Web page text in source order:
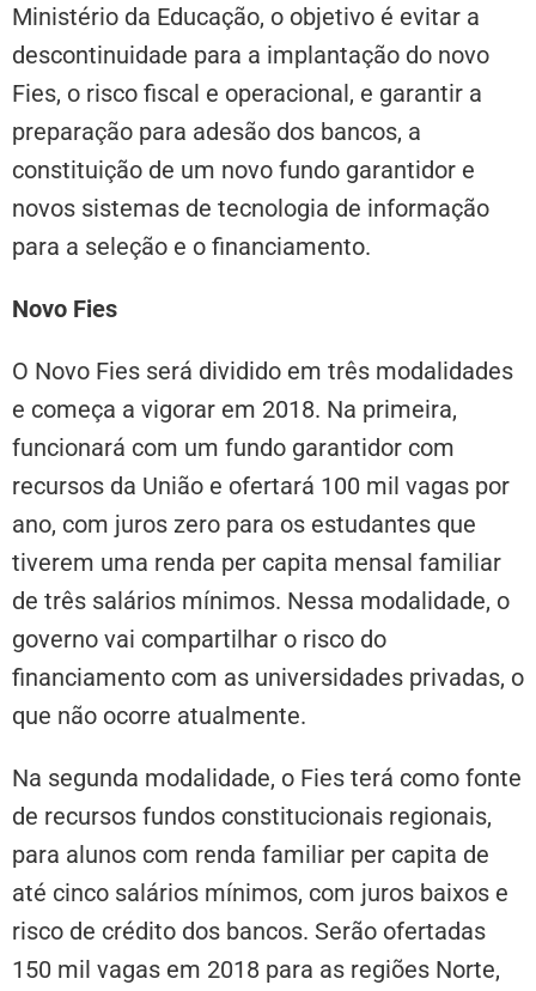
Ministério da Educação, o objetivo é evitar a
descontinuidade para a implantação do novo
Fies, o risco fiscal e operacional, e garantir a
preparação para adesão dos bancos, a
constituição de um novo fundo garantidor e
novos sistemas de tecnologia de informação
para a seleção e o financiamento.
Novo Fies
O Novo Fies será dividido em três modalidades
e começa a vigorar em 2018. Na primeira,
funcionará com um fundo garantidor com
recursos da União e ofertará 100 mil vagas por
ano, com juros zero para os estudantes que
tiverem uma renda per capita mensal familiar
de três salários mínimos. Nessa modalidade, o
governo vai compartilhar o risco do
financiamento com as universidades privadas, o
que não ocorre atualmente.
Na segunda modalidade, o Fies terá como fonte
de recursos fundos constitucionais regionais,
para alunos com renda familiar per capita de
até cinco salários mínimos, com juros baixos e
risco de crédito dos bancos. Serão ofertadas
150 mil vagas em 2018 para as regiões Norte,